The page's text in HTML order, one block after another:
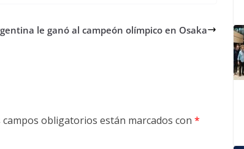
le ganó al campeón olímpico en Osaka
campos obligatorios están marcados con *